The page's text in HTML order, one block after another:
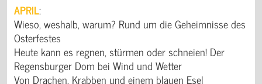
APRIL:
Wieso, weshalb, warum? Rund um die Geheimnisse des
Osterfestes
Heute kann es regnen, stürmen oder schneien! Der
Regensburger Dom bei Wind und Wetter
Von Drachen, Krabben und einem blauen Esel